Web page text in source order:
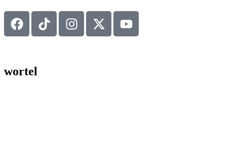
wortel